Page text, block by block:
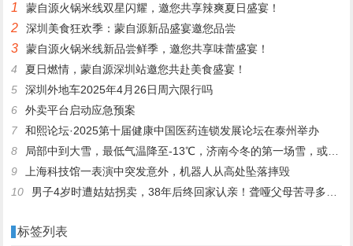
1 蒙自源火锅米线双星闪耀，邀您共享辣爽夏日盛宴！
2 深圳美食狂欢季：蒙自源新品盛宴邀您品尝
3
蒙自源火锅米线新品尝鲜季，邀您共享味蕾盛宴！
4
夏日燃情，蒙自源深圳站邀您共赴美食盛宴！
5
深圳外地车2025年4月26日周六限行吗
6
外卖平台启动应急预案
7
和熙论坛·2025第十届健康中国医药连锁发展论坛在泰州举办
8
局部中到大雪，最低气温降至-13℃，济南今冬的第一场雪，或跟去年同一时间！
9
上海科技馆一表演中突发意外，机器人从高处坠落摔毁
10
男子4岁时遭姑姑拐卖，38年后终回家认亲！聋哑父母苦寻多年，母亲已抱憾离世丨红星寻人
标签列表